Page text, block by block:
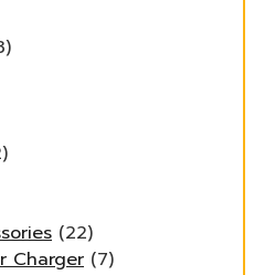
(22)
Charger (7)